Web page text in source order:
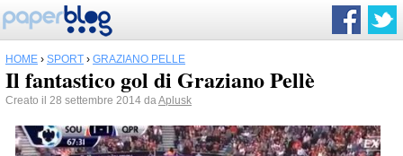
HOME › SPORT › GRAZIANO PELLÈ
Il fantastico gol di Graziano Pellè
Creato il 28 settembre 2014 daAplusk